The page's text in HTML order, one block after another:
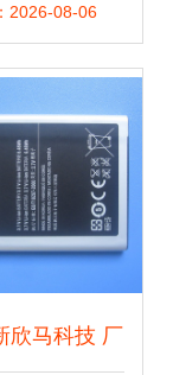
动电源评测
2026-08-06
欣马科技 厂